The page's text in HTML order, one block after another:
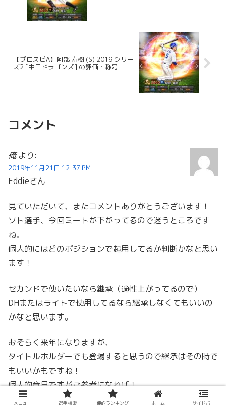
【プロスピA】阿部 寿樹 (S) 2019 シリー
ズ2 [中日ドラゴンズ] の評価・称号
コメント
俺 より:
2019年11月21日 12:37 PM
Eddieさん
見ていただいて、またコメントありがとうございます！
ソト選手、今回ミートが下がってるので迷うところです
ね。
個人的にはどのポジションで起用してるか判断かなと思い
ます！
セカンドで使いたいなら継承（適性上がってるので）
DHまたはライトで使用してるなら継承しなくてもいいの
かなと思います。
おそらく来年になりますが、
タイトルホルダーでも登場すると思うので継承はその時で
もいいかもですね！
個人的意見ですがご参考になれば！
また覗きに来てくださいよろしくお願いします。
メニュー 選手検索 俺的ランキング ホーム サイドバー